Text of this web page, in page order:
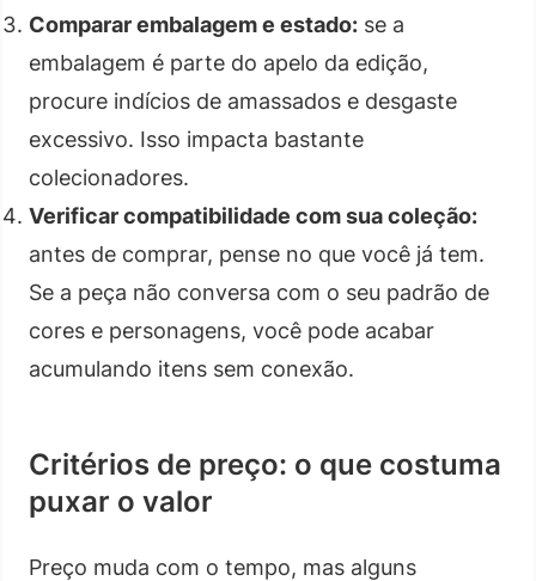
Comparar embalagem e estado: se a
embalagem é parte do apelo da edição,
procure indícios de amassados e desgaste
excessivo. Isso impacta bastante
colecionadores.
Verificar compatibilidade com sua coleção:
antes de comprar, pense no que você já tem.
Se a peça não conversa com o seu padrão de
cores e personagens, você pode acabar
acumulando itens sem conexão.
Critérios de preço: o que costuma
puxar o valor
Preço muda com o tempo, mas alguns